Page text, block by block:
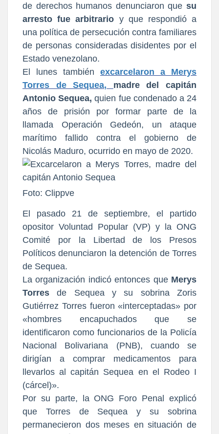
de derechos humanos denunciaron que su
arresto fue arbitrario y que respondió a
una política de persecución contra familiares
de personas consideradas disidentes por el
Estado venezolano.
El lunes también
excarcelaron a Merys
Torres de Sequea,
madre del capitán
Antonio Sequea, quien fue condenado a 24
años de prisión por formar parte de la
llamada Operación Gedeón, un ataque
marítimo fallido contra el gobierno de
Nicolás Maduro, ocurrido en mayo de 2020.
Foto: Clippve
El pasado 21 de septiembre, el partido
opositor Voluntad Popular (VP) y la ONG
Comité por la Libertad de los Presos
Políticos denunciaron la detención de Torres
de Sequea.
La organización indicó entonces que Merys
Torresde Sequea y su sobrina Zoris
Gutiérrez Torres fueron «interceptadas» por
«hombres encapuchados que se
identificaron como funcionarios de la Policía
Nacional Bolivariana (PNB), cuando se
dirigían a comprar medicamentos para
llevarlos al capitán Sequea en el Rodeo I
(cárcel)».
Por su parte, la ONG Foro Penal explicó
que Torres de Sequea y su sobrina
permanecieron dos meses en situación de